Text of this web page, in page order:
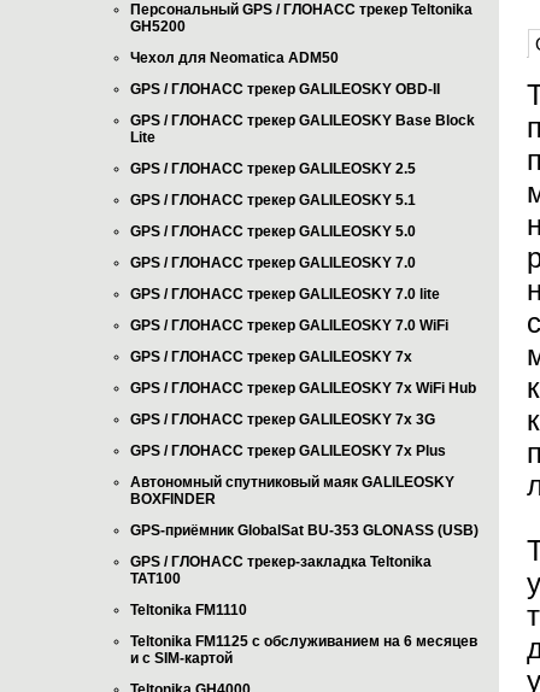
Персональный GPS / ГЛОНАСС трекер Teltonika
GH5200
Чехол для Neomatica ADM50
GPS / ГЛОНАСС трекер GALILEOSKY OBD-II
GPS / ГЛОНАСС трекер GALILEOSKY Base Block
Lite
GPS / ГЛОНАСС трекер GALILEOSKY 2.5
GPS / ГЛОНАСС трекер GALILEOSKY 5.1
GPS / ГЛОНАСС трекер GALILEOSKY 5.0
GPS / ГЛОНАСС трекер GALILEOSKY 7.0
GPS / ГЛОНАСС трекер GALILEOSKY 7.0 lite
GPS / ГЛОНАСС трекер GALILEOSKY 7.0 WiFi
GPS / ГЛОНАСС трекер GALILEOSKY 7x
GPS / ГЛОНАСС трекер GALILEOSKY 7x WiFi Hub
GPS / ГЛОНАСС трекер GALILEOSKY 7x 3G
GPS / ГЛОНАСС трекер GALILEOSKY 7x Plus
Автономный спутниковый маяк GALILEOSKY
BOXFINDER
GPS-приёмник GlobalSat BU-353 GLONASS (USB)
GPS / ГЛОНАСС трекер-закладка Teltonika
TAT100
Teltonika FM1110
Teltonika FM1125 с обслуживанием на 6 месяцев
и с SIM-картой